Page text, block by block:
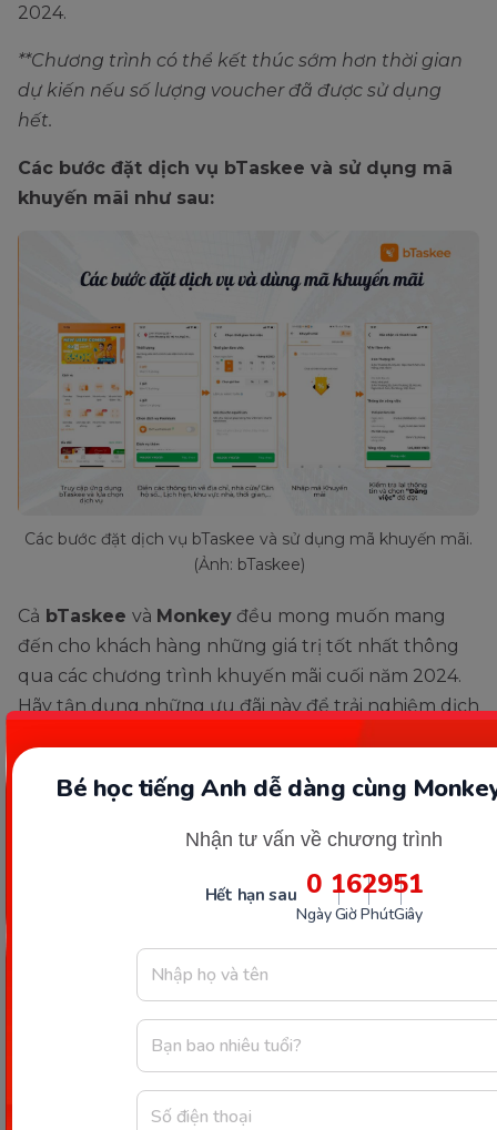
Bé học tiếng Anh dễ dàng cùng
Nhận tư vấn về chương trình
Hết hạn sau 0
Ngày
16
Giờ
29
Phút
50
Giây
2024.
**Chương trình có thể kết thúc sớm hơn thời gian
dự kiến nếu số lượng voucher đã được sử dụng
hết.
Các bước đặt dịch vụ bTaskee và sử dụng mã
khuyến mãi như sau:
Các bước đặt dịch vụ bTaskee và sử dụng mã khuyến mãi.
(Ảnh: bTaskee)
Cả bTaskee và Monkey đều mong muốn mang
đến cho khách hàng những giá trị tốt nhất thông
qua các chương trình khuyến mãi cuối năm 2024.
Hãy tận dụng những ưu đãi này để trải nghiệm dịch
và website của hai thương hiệu để biết thêm chi tiết
và nhanh tay nhận những ưu đãi hấp dẫn nhé!
Thông tin trong bài viết được tổng hợp nhằm
không cần báo trước. Quý khách vui lòng